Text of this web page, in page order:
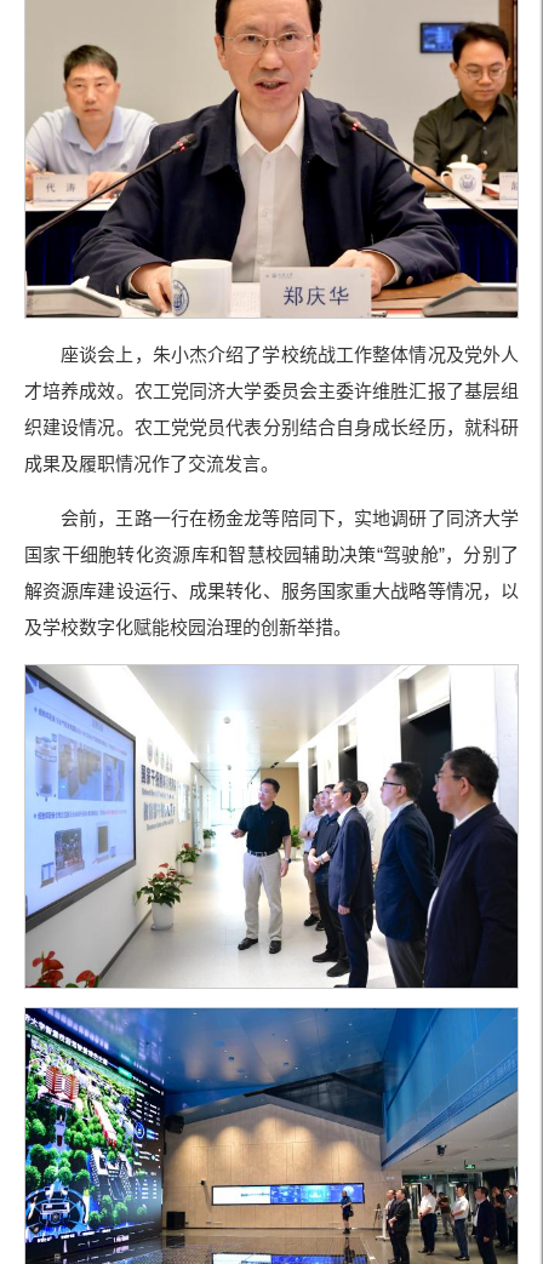
座谈会上，朱小杰介绍了学校统战工作整体情况及党外人
才培养成效。农工党同济大学委员会主委许维胜汇报了基层组
织建设情况。农工党党员代表分别结合自身成长经历，就科研
成果及履职情况作了交流发言。
会前，王路一行在杨金龙等陪同下，实地调研了同济大学
国家干细胞转化资源库和智慧校园辅助决策“驾驶舱”，分别了
解资源库建设运行、成果转化、服务国家重大战略等情况，以
及学校数字化赋能校园治理的创新举措。